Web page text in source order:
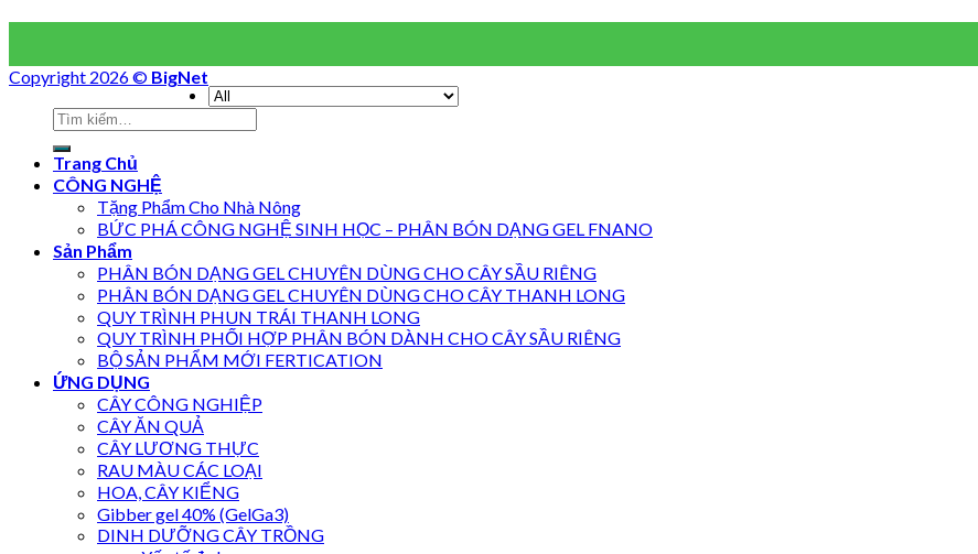
Copyright 2026 © BigNet
Trang Chủ
CÔNG NGHỆ
Tặng Phẩm Cho Nhà Nông
BỨC PHÁ CÔNG NGHỆ SINH HỌC – PHÂN BÓN DẠNG GEL FNANO
Sản Phẩm
PHÂN BÓN DẠNG GEL CHUYÊN DÙNG CHO CÂY SẦU RIÊNG
PHÂN BÓN DẠNG GEL CHUYÊN DÙNG CHO CÂY THANH LONG
QUY TRÌNH PHUN TRÁI THANH LONG
QUY TRÌNH PHỐI HỢP PHÂN BÓN DÀNH CHO CÂY SẦU RIÊNG
BỘ SẢN PHẨM MỚI FERTICATION
ỨNG DỤNG
CÂY CÔNG NGHIỆP
CÂY ĂN QUẢ
CÂY LƯƠNG THỰC
RAU MÀU CÁC LOẠI
HOA, CÂY KIỂNG
Gibber gel 40% (GelGa3)
DINH DƯỠNG CÂY TRỒNG